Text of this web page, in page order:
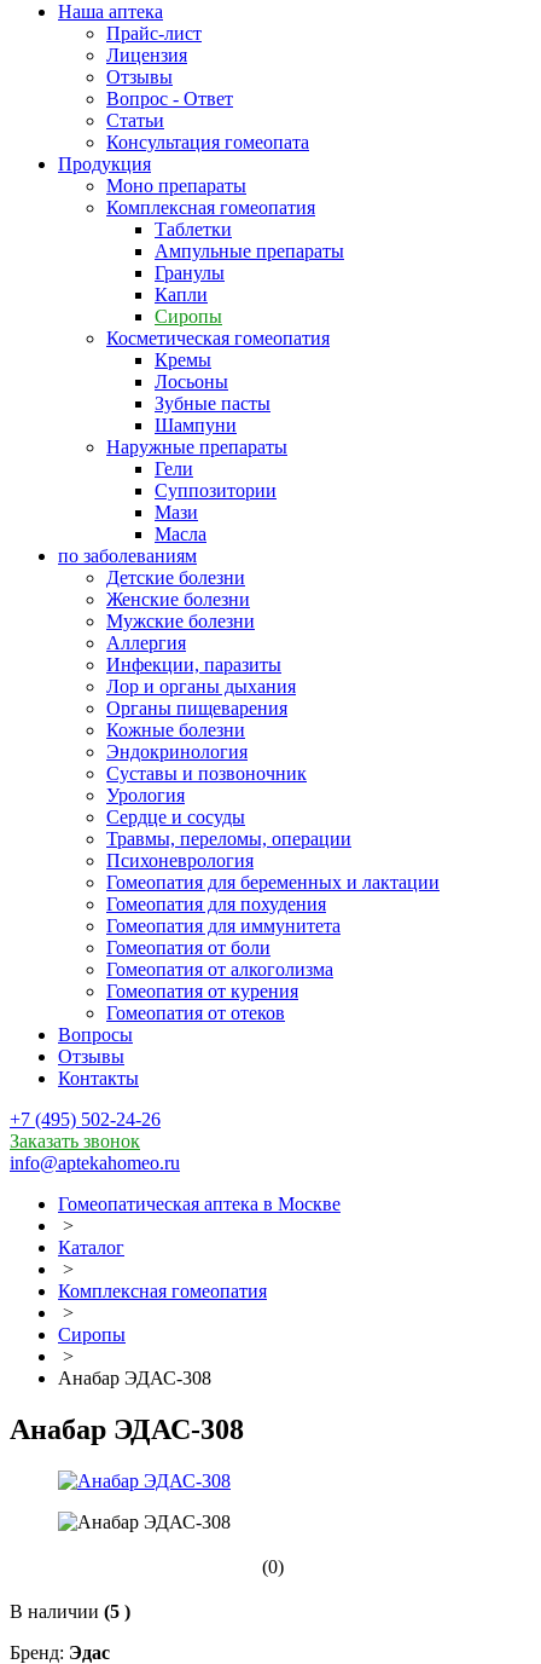
Наша аптека
Прайс-лист
Лицензия
Отзывы
Вопрос - Ответ
Статьи
Консультация гомеопата
Продукция
Моно препараты
Комплексная гомеопатия
Таблетки
Ампульные препараты
Гранулы
Капли
Сиропы
Косметическая гомеопатия
Кремы
Лосьоны
Зубные пасты
Шампуни
Наружные препараты
Гели
Суппозитории
Мази
Масла
по заболеваниям
Детские болезни
Женские болезни
Мужские болезни
Аллергия
Инфекции, паразиты
Лор и органы дыхания
Органы пищеварения
Кожные болезни
Эндокринология
Суставы и позвоночник
Урология
Сердце и сосуды
Травмы, переломы, операции
Психоневрология
Гомеопатия для беременных и лактации
Гомеопатия для похудения
Гомеопатия для иммунитета
Гомеопатия от боли
Гомеопатия от алкоголизма
Гомеопатия от курения
Гомеопатия от отеков
Вопросы
Отзывы
Контакты
+7 (495) 502-24-26
Заказать звонок
info@aptekahomeo.ru
Гомеопатическая аптека в Москве
>
Каталог
>
Комплексная гомеопатия
>
Сиропы
>
Анабар ЭДАС-308
Анабар ЭДАС-308
(0)
В наличии (5 )
Бренд: Эдас